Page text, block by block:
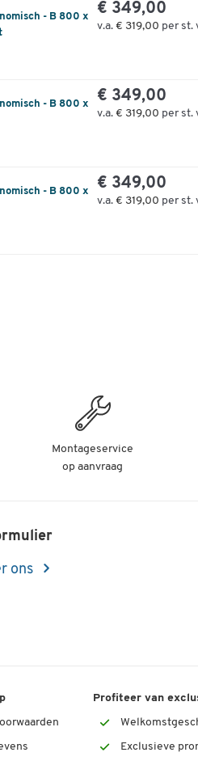
- B 800 x
€ 349,00
v.a. € 319,00 per st.
- B 800 x
€ 349,00
v.a. € 319,00 per st.
- B 800 x
€ 349,00
v.a. € 319,00 per st.
Montageservice
op aanvraag
ons
Profiteer van
Exclusieve